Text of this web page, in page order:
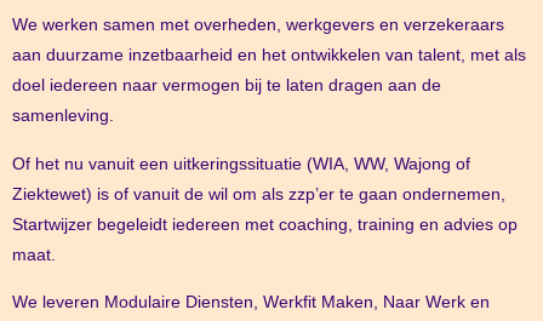
We werken samen met overheden, werkgevers en verzekeraars
aan duurzame inzetbaarheid en het ontwikkelen van talent, met als
doel iedereen naar vermogen bij te laten dragen aan de
samenleving.
Of het nu vanuit een uitkeringssituatie (WIA, WW, Wajong of
Ziektewet) is of vanuit de wil om als zzp’er te gaan ondernemen,
Startwijzer begeleidt iedereen met coaching, training en advies op
maat.
We leveren Modulaire Diensten, Werkfit Maken, Naar Werk en